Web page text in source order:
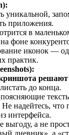
уникальной,
приложения.
в
фоне
иконок —
практик.
решают
до конца.
надейтесь, что
интерфейса.
выгоду, а не